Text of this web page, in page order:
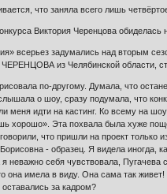
что заняла всего лишь
Виктория Черенцова обиделась
всерьез задумались над вторым
ЧЕРЕНЦОВА из Челябинской области,
по-другому. Думала, что
о шоу, сразу подумала, что
меня идти на кастинг. Ко всему на
хорошо». Эта похвала была хуже
что пришли на проект только
- образец. Я видела иногда,
я неважно себя чувствовала,
она имела в виду. Она сама так живет!
за кадром?